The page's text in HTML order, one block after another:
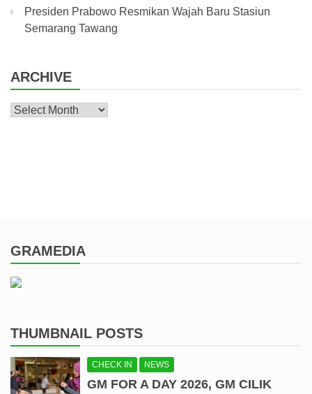
Presiden Prabowo Resmikan Wajah Baru Stasiun
Semarang Tawang
ARCHIVE
Archive
GRAMEDIA
THUMBNAIL POSTS
CHECK IN NEWS
GM FOR A DAY 2026, GM CILIK